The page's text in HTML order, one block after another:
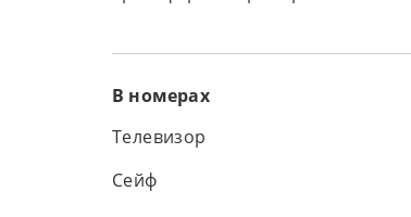
В номерах
Телевизор
Сейф